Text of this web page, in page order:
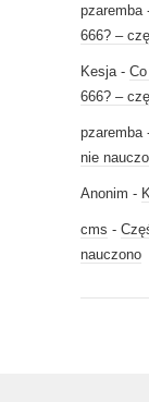
pzaremba
666? –
Kesja -
666? –
pzaremba
nie
Anonim -
cms -
nauczono